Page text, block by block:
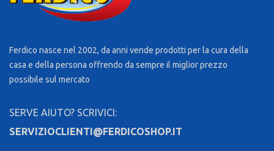
Ferdico nasce nel 2002, da anni vende prodotti per la cura della
casa e della persona offrendo da sempre il miglior prezzo
possibile sul mercato
SERVE AIUTO? SCRIVICI:
SERVIZIOCLIENTI@FERDICOSHOP.IT